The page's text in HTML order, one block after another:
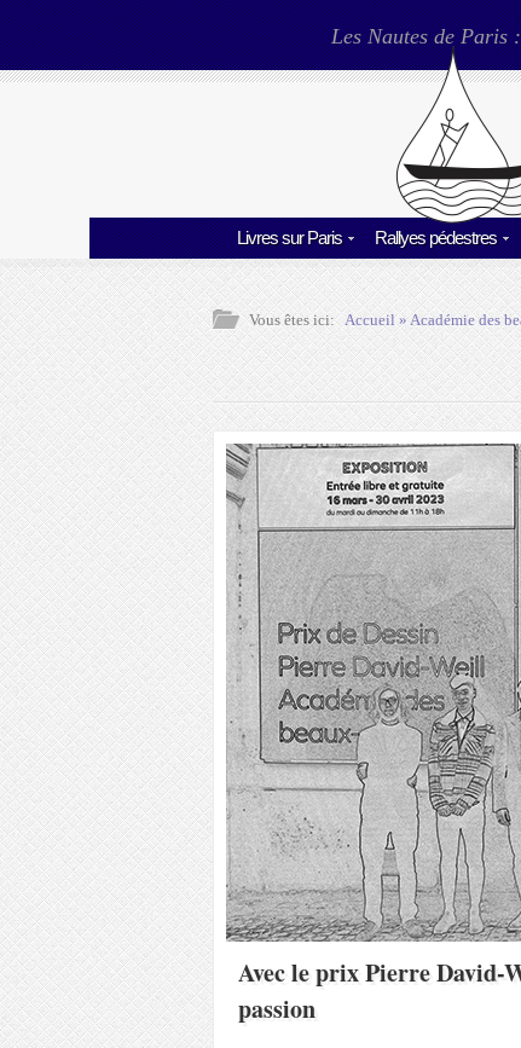
Les Nautes de Paris
Livres sur Paris Rallyes pédestres
Vous êtes ici: Accueil»Académie des
Avec le prix Pierre David-
passion